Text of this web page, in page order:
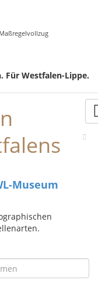
Maßregelvollzug
Für Westfalen-Lippe.
Museum